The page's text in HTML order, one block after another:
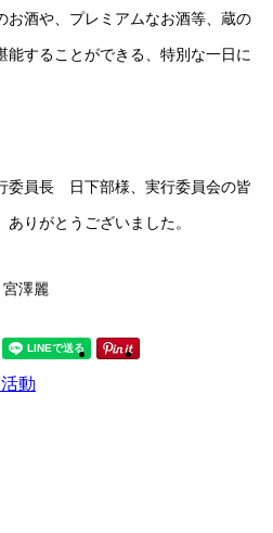
お酒や、プレミアムなお酒等、蔵の
能することができる、特別な一日に
委員長 日下部様、実行委員会の皆
りがとうございました。
宮澤麗
動